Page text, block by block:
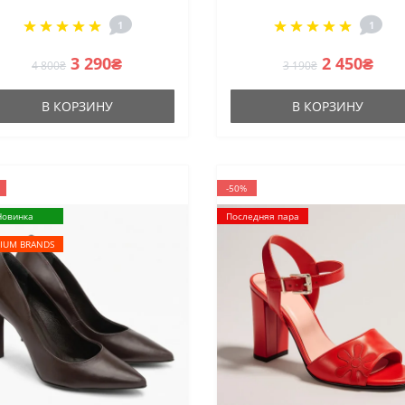
1
4 800₴ 3 290₴
В КОРЗИНУ
1
3 190₴ 2 450₴
В КОРЗИНУ
BRANDS
-50%
Последняя пара